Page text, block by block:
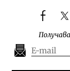
facebook